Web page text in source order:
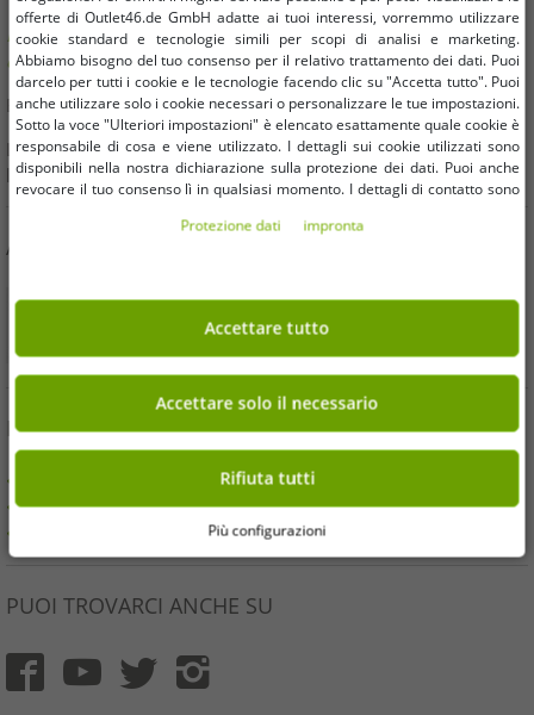
Hai domande o hai bisogno di aiuto? Saremo felici di
consigliarti!
E-Mail:kundendienst@outlet46.de
La tua richiesta riceverà generalmente risposta entro 24 ore dal
lunedì al venerdì
ACQUISTA IN SICUREZZA
BENEFICI
ACQUISTO SU FATTURA
100 Giorni per Effettuare il Reso
Spedizione gratuita da 49 € (DE)
PUOI TROVARCI ANCHE SU
offerte di Outlet46.de GmbH adatte ai tuoi interessi, vorremmo utilizzare
cookie standard e tecnologie simili per scopi di analisi e marketing.
Abbiamo bisogno del tuo consenso per il relativo trattamento dei dati. Puoi
darcelo per tutti i cookie e le tecnologie facendo clic su "Accetta tutto". Puoi
anche utilizzare solo i cookie necessari o personalizzare le tue impostazioni.
Sotto la voce "Ulteriori impostazioni" è elencato esattamente quale cookie è
responsabile di cosa e viene utilizzato. I dettagli sui cookie utilizzati sono
disponibili nella nostra dichiarazione sulla protezione dei dati. Puoi anche
revocare il tuo consenso lì in qualsiasi momento. I dettagli di contatto sono
Protezione dati impronta
Accettare tutto
Accettare solo il necessario
Rifiuta tutti
Più configurazioni